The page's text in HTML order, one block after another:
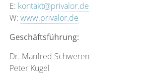
E: kontakt@privalor.de
W:www.privalor.de
Geschäftsführung:
Dr. Manfred Schweren
Peter Kugel